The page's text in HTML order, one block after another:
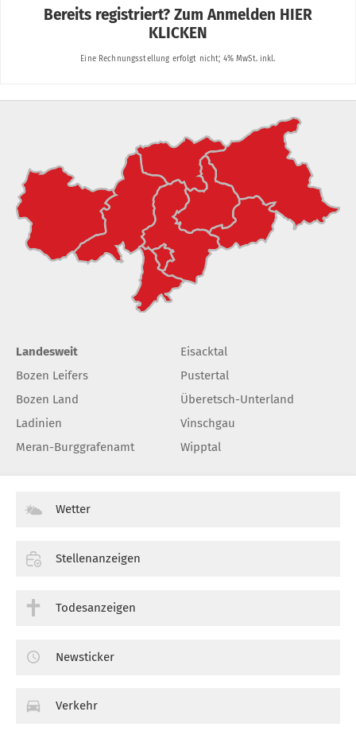
Landesweit
Bozen Leifers
Bozen Land
Ladinien
Meran-Burggrafenamt
Eisacktal
Pustertal
Überetsch-Unterland
Vinschgau
Wipptal
Wetter
Stellenanzeigen
Todesanzeigen
Newsticker
Verkehr